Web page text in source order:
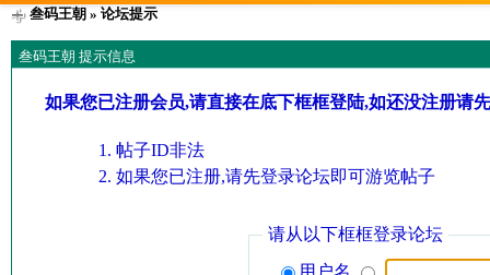
叁码王朝 » 论坛提示
叁码王朝 提示信息
如果您已注册会员,请直接在底下框框登陆,如还没注册请
帖子ID非法
如果您已注册,请先登录论坛即可游览帖子
请从以下框框登录论坛
用户名